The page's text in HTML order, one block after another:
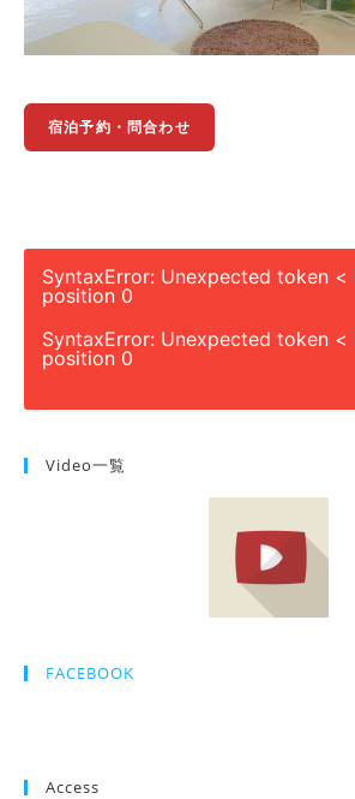
宿泊予約・問合わせ
SyntaxError: Unexpected token <
position 0
SyntaxError: Unexpected token <
position 0
Video一覧
FACEBOOK
Access